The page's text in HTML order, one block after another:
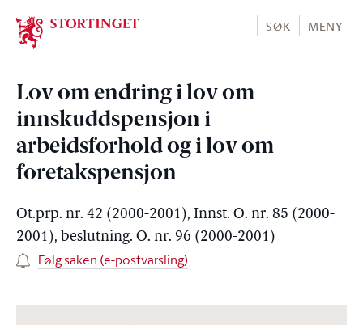
Stortinget.no
SØK MENY
Lov om endring i lov om
innskuddspensjon i
arbeidsforhold og i lov om
foretakspensjon
Ot.prp. nr. 42 (2000-2001), Innst. O. nr. 85 (2000-
2001), beslutning. O. nr. 96 (2000-2001)
Følg saken (e-postvarsling)